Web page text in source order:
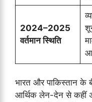
2024–2025
वर्तमान स्थिति
भारत और पाकिस्तान के
आर्थिक लेन-देन से कहीं